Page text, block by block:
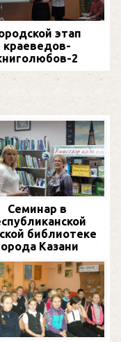
этап
краеведов-
2
Семинар в
библиотеке
Казани